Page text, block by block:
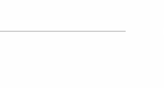
LEES MEER OVER